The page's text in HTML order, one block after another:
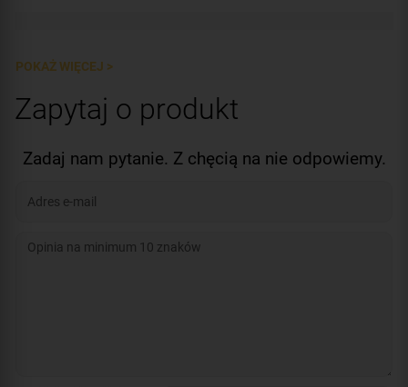
POKAŻ WIĘCEJ >
Zapytaj o produkt
Zadaj nam pytanie. Z chęcią na nie odpowiemy.